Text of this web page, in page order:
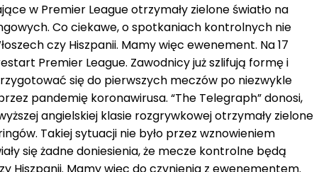
w Premier League otrzymały zielone światło na
Co ciekawe, o spotkaniach kontrolnych nie
czy Hiszpanii. Mamy więc ewenement. Na 17
Premier League. Zawodnicy już szlifują formę i
się do pierwszych meczów po niezwykle
pandemię koronawirusa. “The Telegraph” donosi,
angielskiej klasie rozgrywkowej otrzymały zielone
Takiej sytuacji nie było przez wznowieniem
się żadne doniesienia, że mecze kontrolne będą
Hiszpanii. Mamy więc do czynienia z ewenementem.